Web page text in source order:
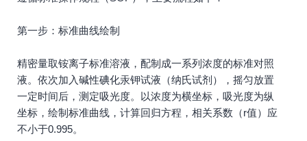
第一步：标准曲线绘制
精密量取铵离子标准溶液，配制成一系列浓度的标准对照
液。依次加入碱性碘化汞钾试液（纳氏试剂），摇匀放置
一定时间后，测定吸光度。以浓度为横坐标，吸光度为纵
坐标，绘制标准曲线，计算回归方程，相关系数（r值）应
不小于0.995。